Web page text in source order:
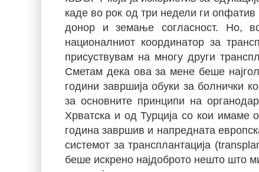
каде во рок од три недели ги
донор и земање согласност. Но,
националниот координатор за
присуствувам на многу други
Сметам дека ова за мене беше
години завршија обуки за болнички
за основните принципи на
Хрватска и од Турција со кои имаме
година завршив и напредната
системот за трансплантација
беше искрено најдоброто нешто што